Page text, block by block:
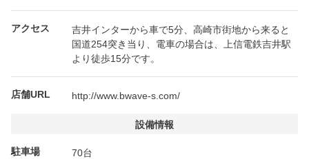
アクセス
吉井インターから車で5分、高崎市街地から来ると
国道254突き当り、電車の場合は、上信電鉄吉井駅
より徒歩15分です。
店舗URL http://www.bwave-s.com/
設備情報
駐車場 70台